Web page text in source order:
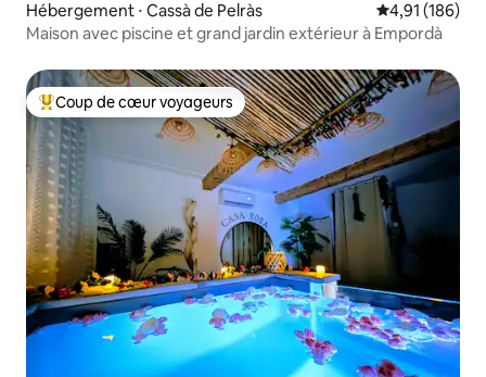
Hébergement ⋅ Cassà de Pelràs Évaluation
4,91 (186)
Maison avec piscine et grand jardin extérieur à Empordà
Coups de cœur voyageurs les plus appréciés
Coup de cœur voyageurs